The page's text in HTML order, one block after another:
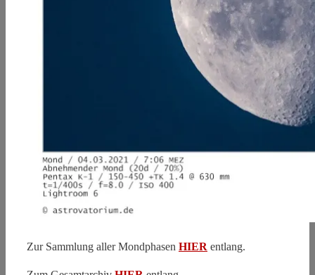
Zur Sammlung aller Mondphasen HIER entlang.